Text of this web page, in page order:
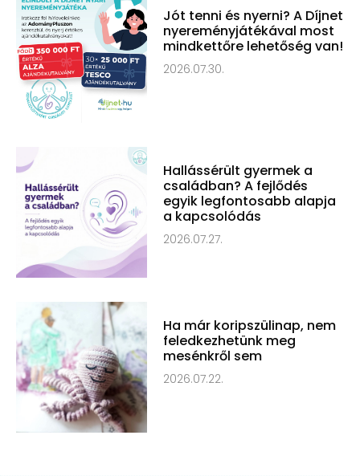
Jót tenni és nyerni? A Díjnet
nyereményjátékával most
mindkettőre lehetőség van!
2026.07.30.
Hallássérült gyermek a
családban? A fejlődés
egyik legfontosabb alapja
a kapcsolódás
2026.07.27.
Ha már koripszülinap, nem
feledkezhetünk meg
mesénkről sem
2026.07.22.